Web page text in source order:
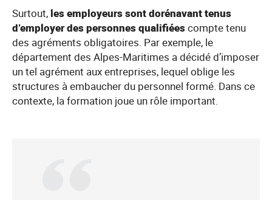
Surtout, les employeurs sont dorénavant tenus
d’employer des personnes qualifiéescompte tenu
des agréments obligatoires. Par exemple, le
département des Alpes-Maritimes a décidé d’imposer
un tel agrément aux entreprises, lequel oblige les
structures à embaucher du personnel formé. Dans ce
contexte, la formation joue un rôle important.